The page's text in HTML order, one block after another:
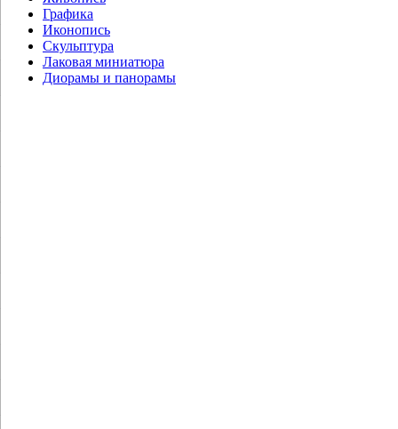
Графика
Иконопись
Скульптура
Лаковая миниатюра
Диорамы и панорамы